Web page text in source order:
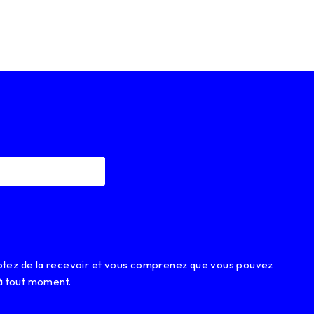
de la recevoir et vous comprenez que vous pouvez
tout moment.